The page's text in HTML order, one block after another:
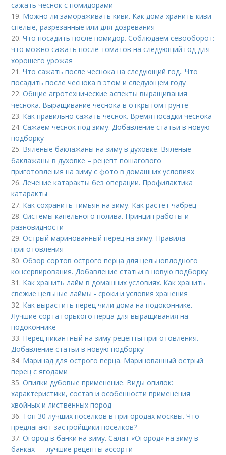
сажать чеснок с помидорами
19. Можно ли замораживать киви. Как дома хранить киви
спелые, разрезанные или для дозревания
20.Что посадить после помидор. Соблюдаем севооборот:
что можно сажать после томатов на следующий год для
хорошего урожая
21.Что сажать после чеснока на следующий год.. Что
посадить после чеснока в этом и следующем году
22.Общие агротехнические аспекты выращивания
чеснока. Выращивание чеснока в открытом грунте
23. Как правильно сажать чеснок. Время посадки чеснока
24.Сажаем чеснок под зиму. Добавление статьи в новую
подборку
25. Вяленые баклажаны на зиму в духовке. Вяленые
баклажаны в духовке – рецепт пошагового
приготовления на зиму с фото в домашних условиях
26.Лечение катаракты без операции. Профилактика
катаракты
27. Как сохранить тимьян на зиму. Как растет чабрец
28.Системы капельного полива. Принцип работы и
разновидности
29.Острый маринованный перец на зиму. Правила
приготовления
30.Обзор сортов острого перца для цельноплодного
консервирования. Добавление статьи в новую подборку
31. Как хранить лайм в домашних условиях. Как хранить
свежие цельные лаймы - сроки и условия хранения
32. Как вырастить перец чили дома на подоконнике.
Лучшие сорта горького перца для выращивания на
подоконнике
33. Перец пикантный на зиму рецепты приготовления.
Добавление статьи в новую подборку
34. Маринад для острого перца. Маринованный острый
перец с ягодами
35.Опилки дубовые применение. Виды опилок:
характеристики, состав и особенности применения
хвойных и лиственных пород
36. Топ 30 лучших поселков в пригородах москвы. Что
предлагают застройщики поселков?
37.Огород в банки на зиму. Салат «Огород» на зиму в
банках — лучшие рецепты ассорти